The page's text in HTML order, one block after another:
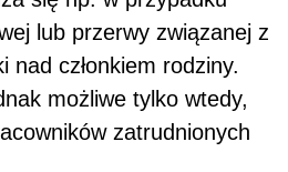
lub przerwy związanej z
nad członkiem rodziny.
możliwe tylko wtedy,
zatrudnionych